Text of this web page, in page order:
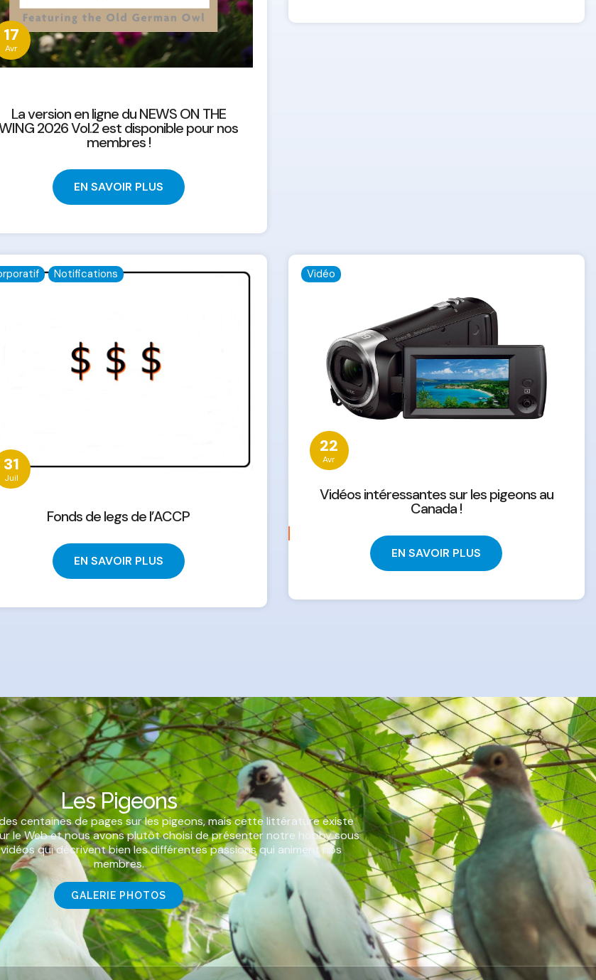
17
Avr
La version en ligne du NEWS ON THE
2026 Vol.2 est disponible pour nos
membres !
EN SAVOIR PLUS
31
Juil
Notifications
Fonds de legs de l’ACCP
EN SAVOIR PLUS
22
Avr
Vidéo
Vidéos intéressantes sur les pigeons au
Canada !
EN SAVOIR PLUS
Les Pigeons
centaines de pages sur les pigeons, mais cette littérature existe
le Web et nous avons plutôt choisi de présenter notre hobby sous
qui décrivent bien les différentes passions qui animent nos
membres.
GALERIE PHOTOS